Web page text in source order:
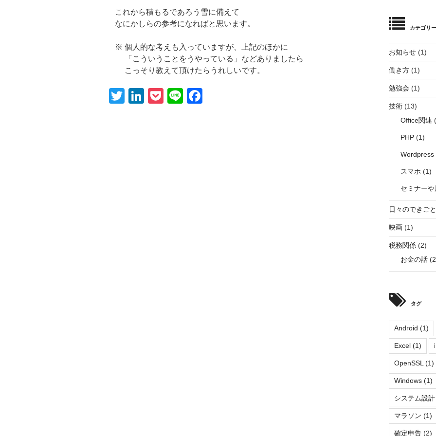
これから積もるであろう雪に備えて
なにかしらの参考になればと思います。
※ 個人的な考えも入っていますが、上記のほかに
「こういうことをうやっている」などありましたら
こっそり教えて頂けたらうれしいです。
T
Li
P
Li
ブ
カテゴリー
お知らせ(1)
働き方(1)
勉強会(1)
技術(13)
Office関連
PHP(1)
Wordpress
スマホ (1)
セミナーや
日々のできごと
映画(1)
税務関係(2)
お金の話
タグ
Android (1)
Excel(1)
OpenSSL (1)
Windows(1)
システム設計
マラソン (1)
確定申告(2)